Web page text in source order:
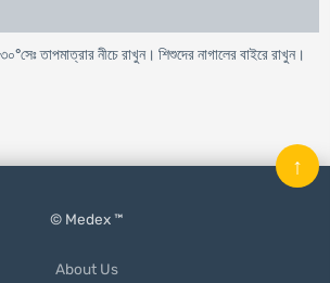
তাপমাত্রার নীচে রাখুন। শিশুদের নাগালের বাইরে রাখুন।
© Medex ™
About Us
↑